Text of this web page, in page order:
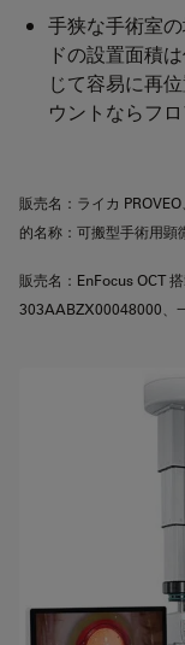
手狭な手術室
ドの設置面積
じて容易に再
ウントならフ
販売名：ライカ
的名称：可搬型手術用顕
販売名：EnFocus OCT
303AABZX00048000、